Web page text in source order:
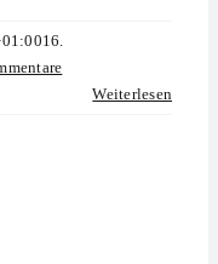
16.
Weiterlesen